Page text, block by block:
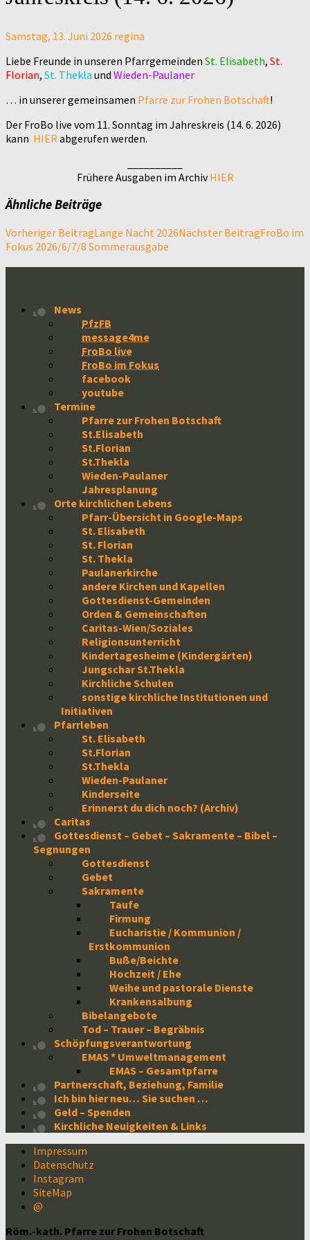
Samstag, 13. Juni 2026 regina
Liebe Freunde in unseren Pfarrgemeinden St. Elisabeth, St.
Florian, St. Thekla und Wieden-Paulaner
… in unserer gemeinsamen Pfarre zur Frohen Botschaft!
Der FroBo live vom 11. Sonntag im Jahreskreis (14. 6. 2026)
kann HIER abgerufen werden.
Frühere Ausgaben im ArchivHIER
Ähnliche Beiträge
Beitragsnavigation
Vorheriger BeitragLange Nacht 2026Nächster BeitragFroBo im
Fokus 2026/6/7/8 Sommerausgabe
News
PfzFB
message4me
FroBo live
FroBo im Fokus
facebook
youtube
Termine
Pfarre zur Frohen Botschaft
St.Elisabeth
St.Florian
St.Thekla
Wieden-Paulaner
Jahresplanung
Orte kirchlichen Lebens
Pfarr-Übersicht in Google-Maps
St. Elisabeth
St. Florian
St. Thekla
Paulanerkirche
andere Kirchen und Kapellen
Gottesdienst-Gemeinden
Orden & Gemeinschaften
Caritas-Wien/Soziales
Religionsunterricht
Kindertagesheime (Kindergärten)
Jungschar St.Thekla
Kirchliche Schulen
sonstige kirchliche Institutionen und
Initiativen
Pfarrleben
St. Elisabeth
St.Florian
St.Thekla
Wieden-Paulaner
Kinderseite
Erinnerst du dich noch? (Archiv)
Caritas
Gottesdienst – Gebet – Sakramente – Bibel –
Segnungen
Gottesdienst
Gebet
Sakramente
Taufe
Firmung
Eucharistie / Kommunion /
Erstkommunion
Buße/Beichte
Hochzeit / Ehe
Weihe und pastorale Dienste
Krankensalbung
Bibelangebote
Tod – Trauer – Begräbnis
Schöpfungsverantwortung
EMAS * Umweltmanagement
EMAS – Gesamtpfarre
Partnerschaft, Beziehung, Familie
Ich bin hier neu… Sie suchen …
Geld – Spenden
Kirchliche Neuigkeiten & Links
Impressum
Datenschutz
Instagram
SiteMap
@
Röm.-kath. Pfarre zur Frohen Botschaft